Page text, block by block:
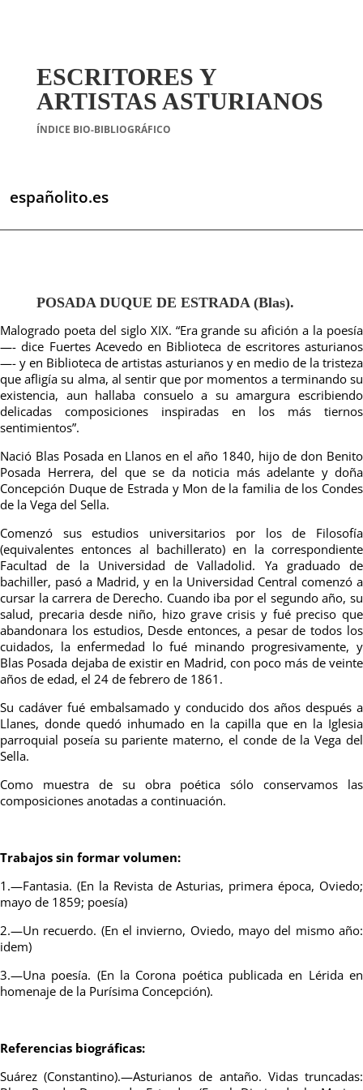
ESCRITORES Y
ARTISTAS ASTURIANOS
ÍNDICE BIO-BIBLIOGRÁFICO
españolito.es
POSADA DUQUE DE ESTRADA (Blas).
Malogrado poeta del siglo XIX. “Era grande su afición a la poesía
—- dice Fuertes Acevedo en Biblioteca de escritores asturianos
—- y en Biblioteca de artistas asturianos y en medio de la tristeza
que afligía su alma, al sentir que por momentos a terminando su
existencia, aun hallaba consuelo a su amargura escribiendo
delicadas composiciones inspiradas en los más tiernos
sentimientos”.
Nació Blas Posada en Llanos en el año 1840, hijo de don Benito
Posada Herrera, del que se da noticia más adelante y doña
Concepción Duque de Estrada y Mon de la familia de los Condes
de la Vega del Sella.
Comenzó sus estudios universitarios por los de Filosofía
(equivalentes entonces al bachillerato) en la correspondiente
Facultad de la Universidad de Valladolid. Ya graduado de
bachiller, pasó a Madrid, y en la Universidad Central comenzó a
cursar la carrera de Derecho. Cuando iba por el segundo año, su
salud, precaria desde niño, hizo grave crisis y fué preciso que
abandonara los estudios, Desde entonces, a pesar de todos los
cuidados, la enfermedad lo fué minando progresivamente, y
Blas Posada dejaba de existir en Madrid, con poco más de veinte
años de edad, el 24 de febrero de 1861.
Su cadáver fué embalsamado y conducido dos años después a
Llanes, donde quedó inhumado en la capilla que en la Iglesia
parroquial poseía su pariente materno, el conde de la Vega del
Sella.
Como muestra de su obra poética sólo conservamos las
composiciones anotadas a continuación.
Trabajos sin formar volumen:
1.—Fantasia. (En la Revista de Asturias, primera época, Oviedo;
mayo de 1859; poesía)
2.—Un recuerdo. (En el invierno, Oviedo, mayo del mismo año:
idem)
3.—Una poesía. (En la Corona poética publicada en Lérida en
homenaje de la Purísima Concepción).
Referencias biográficas:
Suárez (Constantino).—Asturianos de antaño. Vidas truncadas: